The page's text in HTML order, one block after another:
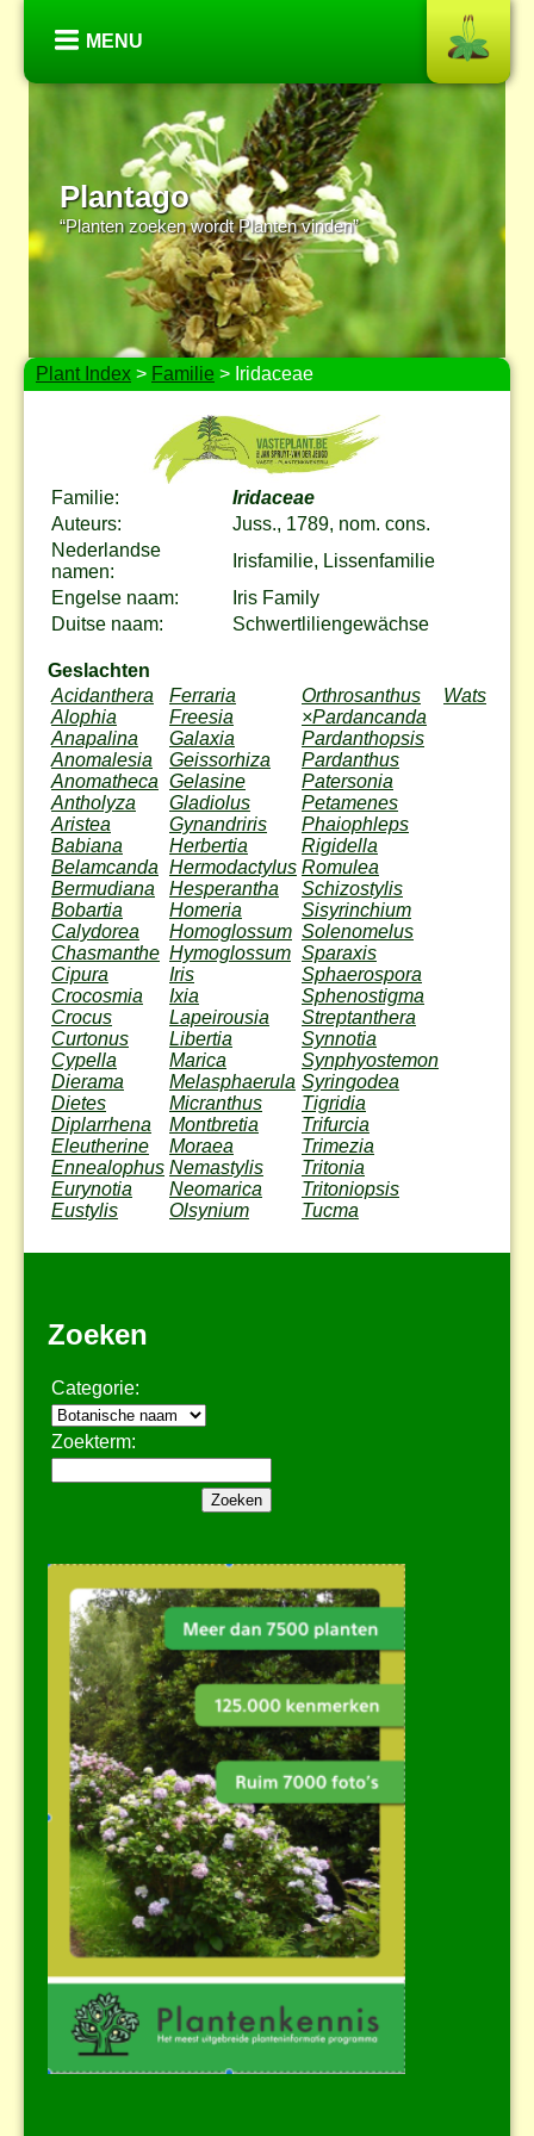
MENU
Plantago
“Planten zoeken wordt Planten vinden”
Plant Index > Familie > Iridaceae
Familie:
Iridaceae
Auteurs:
Juss., 1789, nom. cons.
Nederlandse
namen:
Irisfamilie, Lissenfamilie
Engelse naam:
Iris Family
Duitse naam:
Schwertliliengewächse
Geslachten
Acidanthera
Alophia
Anapalina
Anomalesia
Anomatheca
Antholyza
Aristea
Babiana
Belamcanda
Bermudiana
Bobartia
Calydorea
Chasmanthe
Cipura
Crocosmia
Crocus
Curtonus
Cypella
Dierama
Dietes
Diplarrhena
Eleutherine
Ennealophus
Eurynotia
Eustylis
Ferraria
Freesia
Galaxia
Geissorhiza
Gelasine
Gladiolus
Gynandriris
Herbertia
Hermodactylus
Hesperantha
Homeria
Homoglossum
Hymoglossum
Iris
Ixia
Lapeirousia
Libertia
Marica
Melasphaerula
Micranthus
Montbretia
Moraea
Nemastylis
Neomarica
Olsynium
Orthrosanthus
×Pardancanda
Pardanthopsis
Pardanthus
Patersonia
Petamenes
Phaiophleps
Rigidella
Romulea
Schizostylis
Sisyrinchium
Solenomelus
Sparaxis
Sphaerospora
Sphenostigma
Streptanthera
Synnotia
Synphyostemon
Syringodea
Tigridia
Trifurcia
Trimezia
Tritonia
Tritoniopsis
Tucma
Watsonia
Zoeken
Categorie:
Zoekterm: